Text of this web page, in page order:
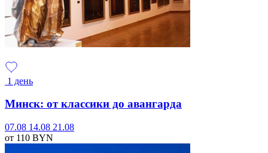
1 день
Минск: от классики до авангарда
07.08 14.08 21.08
от 110 BYN